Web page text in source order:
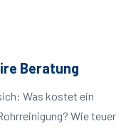
Beratung
Was kostet ein
Wie teuer